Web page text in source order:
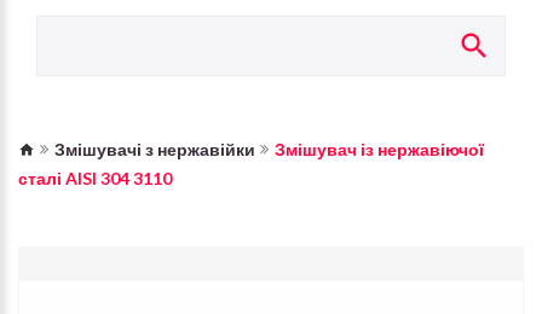
Змішувачі з нержавійки
Змішувач із нержавіючої
сталі AISI 304 3110